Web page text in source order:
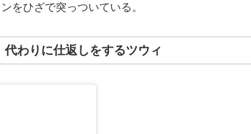
をひざで突っついている。
わりに仕返しをするツウィ